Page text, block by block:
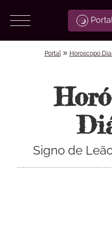
Portal » Horoscopo
Signo de